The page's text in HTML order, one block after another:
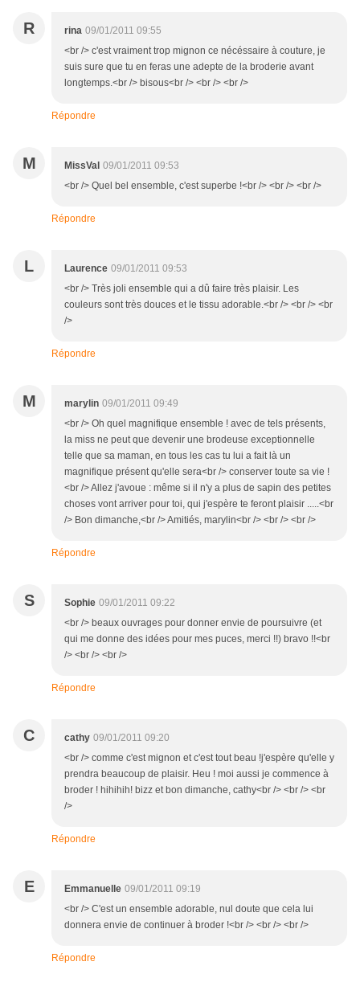
R rina 09/01/2011 09:55
<br /> c'est vraiment trop mignon ce nécéssaire à couture, je
suis sure que tu en feras une adepte de la broderie avant
longtemps.<br /> bisous<br /> <br /> <br />
Répondre
M MissVal 09/01/2011 09:53
<br /> Quel bel ensemble, c'est superbe !<br /> <br /> <br />
Répondre
L Laurence 09/01/2011 09:53
<br /> Très joli ensemble qui a dû faire très plaisir. Les
couleurs sont très douces et le tissu adorable.<br /> <br /> <br
/>
Répondre
M marylin 09/01/2011 09:49
<br /> Oh quel magnifique ensemble ! avec de tels présents,
la miss ne peut que devenir une brodeuse exceptionnelle
telle que sa maman, en tous les cas tu lui a fait là un
magnifique présent qu'elle sera<br /> conserver toute sa vie !
<br /> Allez j'avoue : même si il n'y a plus de sapin des petites
choses vont arriver pour toi, qui j'espère te feront plaisir .....<br
/> Bon dimanche,<br /> Amitiés, marylin<br /> <br /> <br />
Répondre
S Sophie 09/01/2011 09:22
<br /> beaux ouvrages pour donner envie de poursuivre (et
qui me donne des idées pour mes puces, merci !!) bravo !!<br
/> <br /> <br />
Répondre
C cathy 09/01/2011 09:20
<br /> comme c'est mignon et c'est tout beau !j'espère qu'elle y
prendra beaucoup de plaisir. Heu ! moi aussi je commence à
broder ! hihihih! bizz et bon dimanche, cathy<br /> <br /> <br
/>
Répondre
E Emmanuelle 09/01/2011 09:19
<br /> C'est un ensemble adorable, nul doute que cela lui
donnera envie de continuer à broder !<br /> <br /> <br />
Répondre